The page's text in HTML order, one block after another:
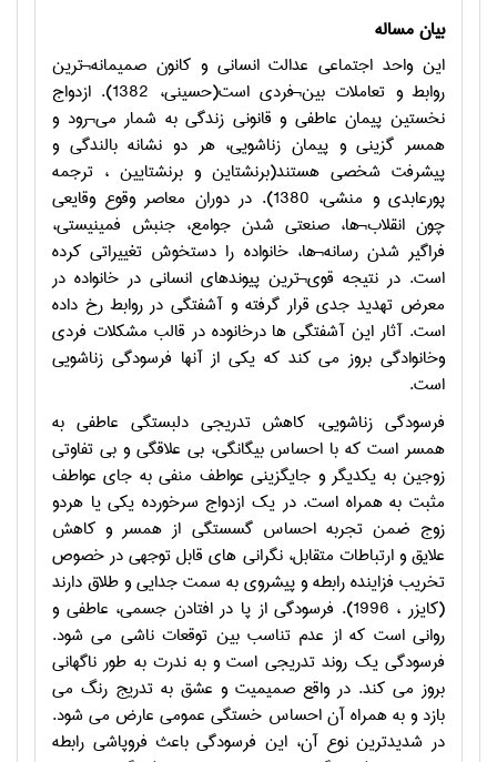
بیان مساله
این واحد اجتماعی عدالت انسانی و کانون صمیمانه¬ترین
روابط و تعاملات بین¬فردی است(حسینی، 1382). ازدواج
نخستین پیمان عاطفی و قانونی زندگی به شمار می¬رود و
همسر گزینی و پیمان زناشویی، هر دو نشانه بالندگی و
پیشرفت شخصی هستند(برنشتاین و برنشتایین ، ترجمه
پورعابدی و منشی، 1380). در دوران معاصر وقوع وقایعی
چون انقلاب¬ها، صنعتی شدن جوامع، جنبش فمینیستی،
فراگیر شدن رسانه¬ها، خانواده را دستخوش تغییراتی کرده
است. در نتیجه قوی¬ترین پیوندهای انسانی در خانواده در
معرض تهدید جدی قرار گرفته و آشفتگی در روابط رخ داده
است. آثار این آشفتگی ها درخانوده در قالب مشکلات فردی
وخانوادگی بروز می کند که یکی از آنها فرسودگی زناشویی
است.
فرسودگی زناشویی، کاهش تدریجی دلبستگی عاطفی به
همسر است که با احساس بیگانگی، بی علاقگی و بی تفاوتی
زوجین به یکدیگر و جایگزینی عواطف منفی به جای عواطف
مثبت به همراه است. در یک ازدواج سرخورده یکی یا هردو
زوج ضمن تجربه احساس گسستگی از همسر و کاهش
علایق و ارتباطات متقابل، نگرانی های قابل توجهی در خصوص
تخریب فزاینده رابطه و پیشروی به سمت جدایی و طلاق دارند
(کایزر ، 1996). فرسودگی از پا در افتادن جسمی، عاطفی و
روانی است که از عدم تناسب بین توقعات ناشی می شود.
فرسودگی یک روند تدریجی است و به ندرت به طور ناگهانی
بروز می کند. در واقع صمیمیت و عشق به تدریج رنگ می
بازد و به همراه آن احساس خستگی عمومی عارض می شود.
در شدیدترین نوع آن، این فرسودگی باعث فروپاشی رابطه